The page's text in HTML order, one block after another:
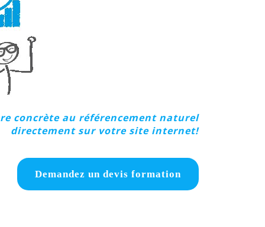
concrète au référencement naturel
directement sur votre site internet!
Demandez un devis formation